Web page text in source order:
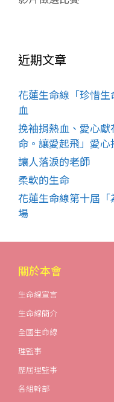
近期文章
花蓮生命線「珍惜
血
挽袖捐熱血、愛心
命。讓愛起飛」愛
讓人落淚的老師
柔軟的生命
花蓮生命線第十屆
場
關於本會
生命線宣言
生命線簡介
全國生命線
理監事
歷屆理監事
各組幹部